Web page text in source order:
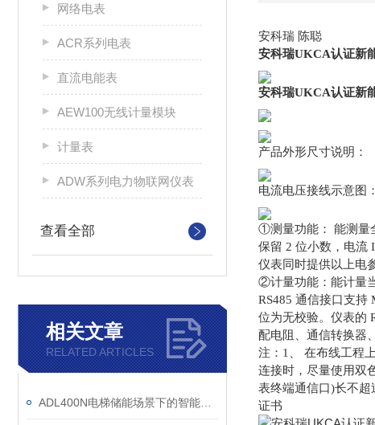
网络电表
ACR系列电表
直流电能表
AEW100无线计量模块
计量表
ADW系列电力物联网仪表
查看全部
相关文章
RELATED ARTICLES
安科瑞 陈聪
安科瑞UKCA认证新
安科瑞UKCA认证新
产品外形尺寸说明：
电流电压接线示意图：
①测量功能： 能测量
保留 2 位小数，电流
仪表同时提供以上电
②计量功能：能计量
RS485 通信接口支持
位为无校验。仪表的
配电阻、通信转换器
注：1、 在布线工程
连接时，尽量使用双
表终端通信口)长不超
证书